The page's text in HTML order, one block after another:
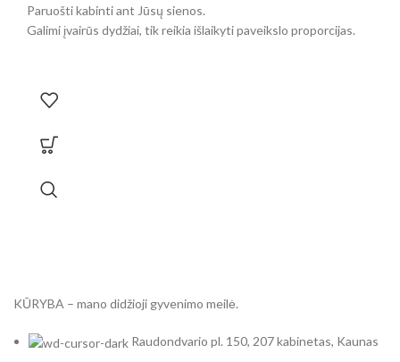
Paruošti kabinti ant Jūsų sienos.
Galimi įvairūs dydžiai, tik reikia išlaikyti paveikslo proporcijas.
KŪRYBA – mano didžioji gyvenimo meilė.
Raudondvario pl. 150, 207 kabinetas, Kaunas